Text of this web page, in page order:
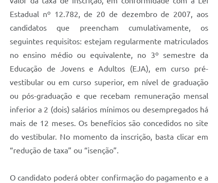
Estadual nº 12.782, de 20 de dezembro de 2007, aos
candidatos que preencham cumulativamente, os
seguintes requisitos: estejam regularmente matriculados
no ensino médio ou equivalente, no 3º semestre da
Educação de Jovens e Adultos (EJA), em curso pré-
vestibular ou em curso superior, em nível de graduação
ou pós-graduação e que recebam remuneração mensal
inferior a 2 (dois) salários mínimos ou desempregados há
mais de 12 meses. Os benefícios são concedidos no site
do vestibular. No momento da inscrição, basta clicar em
“redução de taxa” ou “isenção”.
O candidato poderá obter confirmação do pagamento e a